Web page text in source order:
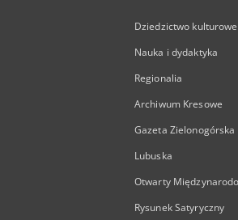
Dziedzictwo kulturowe
Nauka i dydaktyka
Regionalia
Archiwum Kresowe
Gazeta Zielonogórska
Lubuska
Otwarty
Rysunek Satyryczny